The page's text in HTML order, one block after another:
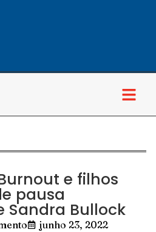
e filhos
pausa
Sandra Bullock
junho 23, 2022